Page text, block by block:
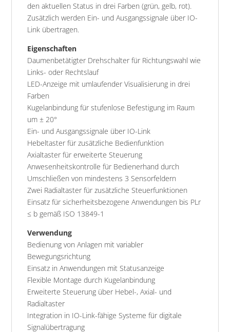
den aktuellen Status in drei Farben (grün, gelb, rot).
Zusätzlich werden Ein- und Ausgangssignale über IO-
Link übertragen.
Eigenschaften
Daumenbetätigter Drehschalter für Richtungswahl wie
Links- oder Rechtslauf
LED-Anzeige mit umlaufender Visualisierung in drei
Farben
Kugelanbindung für stufenlose Befestigung im Raum
um ± 20°
Ein- und Ausgangssignale über IO-Link
Hebeltaster für zusätzliche Bedienfunktion
Axialtaster für erweiterte Steuerung
Anwesenheitskontrolle für Bedienerhand durch
Umschließen von mindestens 3 Sensorfeldern
Zwei Radialtaster für zusätzliche Steuerfunktionen
Einsatz für sicherheitsbezogene Anwendungen bis PLr
≤ b gemäß ISO 13849-1
Verwendung
Bedienung von Anlagen mit variabler
Bewegungsrichtung
Einsatz in Anwendungen mit Statusanzeige
Flexible Montage durch Kugelanbindung
Erweiterte Steuerung über Hebel-, Axial- und
Radialtaster
Integration in IO-Link-fähige Systeme für digitale
Signalübertragung